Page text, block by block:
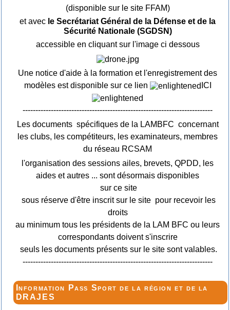
(disponible sur le site FFAM)
et avec le Secrétariat Général de la Défense et de la
Sécurité Nationale (SGDSN)
accessible en cliquant sur l'image ci dessous
Une notice d'aide à la formation et l'enregistrement des
modèles est disponible sur ce lien
ICI
--------------------------------------------------------------------------
Les documents spécifiques de la LAMBFC concernant
les clubs, les compétiteurs, les examinateurs, membres
du réseau RCSAM
l'organisation des sessions ailes, brevets, QPDD, les
aides et autres ... sont désormais disponibles
sur ce site
sous réserve d'être inscrit sur le site pour recevoir les
droits
au minimum tous les présidents de la LAM BFC ou leurs
correspondants doivent s'inscrire
seuls les documents présents sur le site sont valables.
--------------------------------------------------------------------------
Information Pass Sport de la région et de la
DRAJES